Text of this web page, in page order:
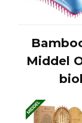
Middel